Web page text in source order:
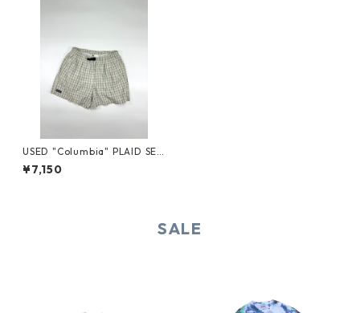
USED "Columbia" PLAID SEE
RSUCKER SHORTS
¥7,150
SALE